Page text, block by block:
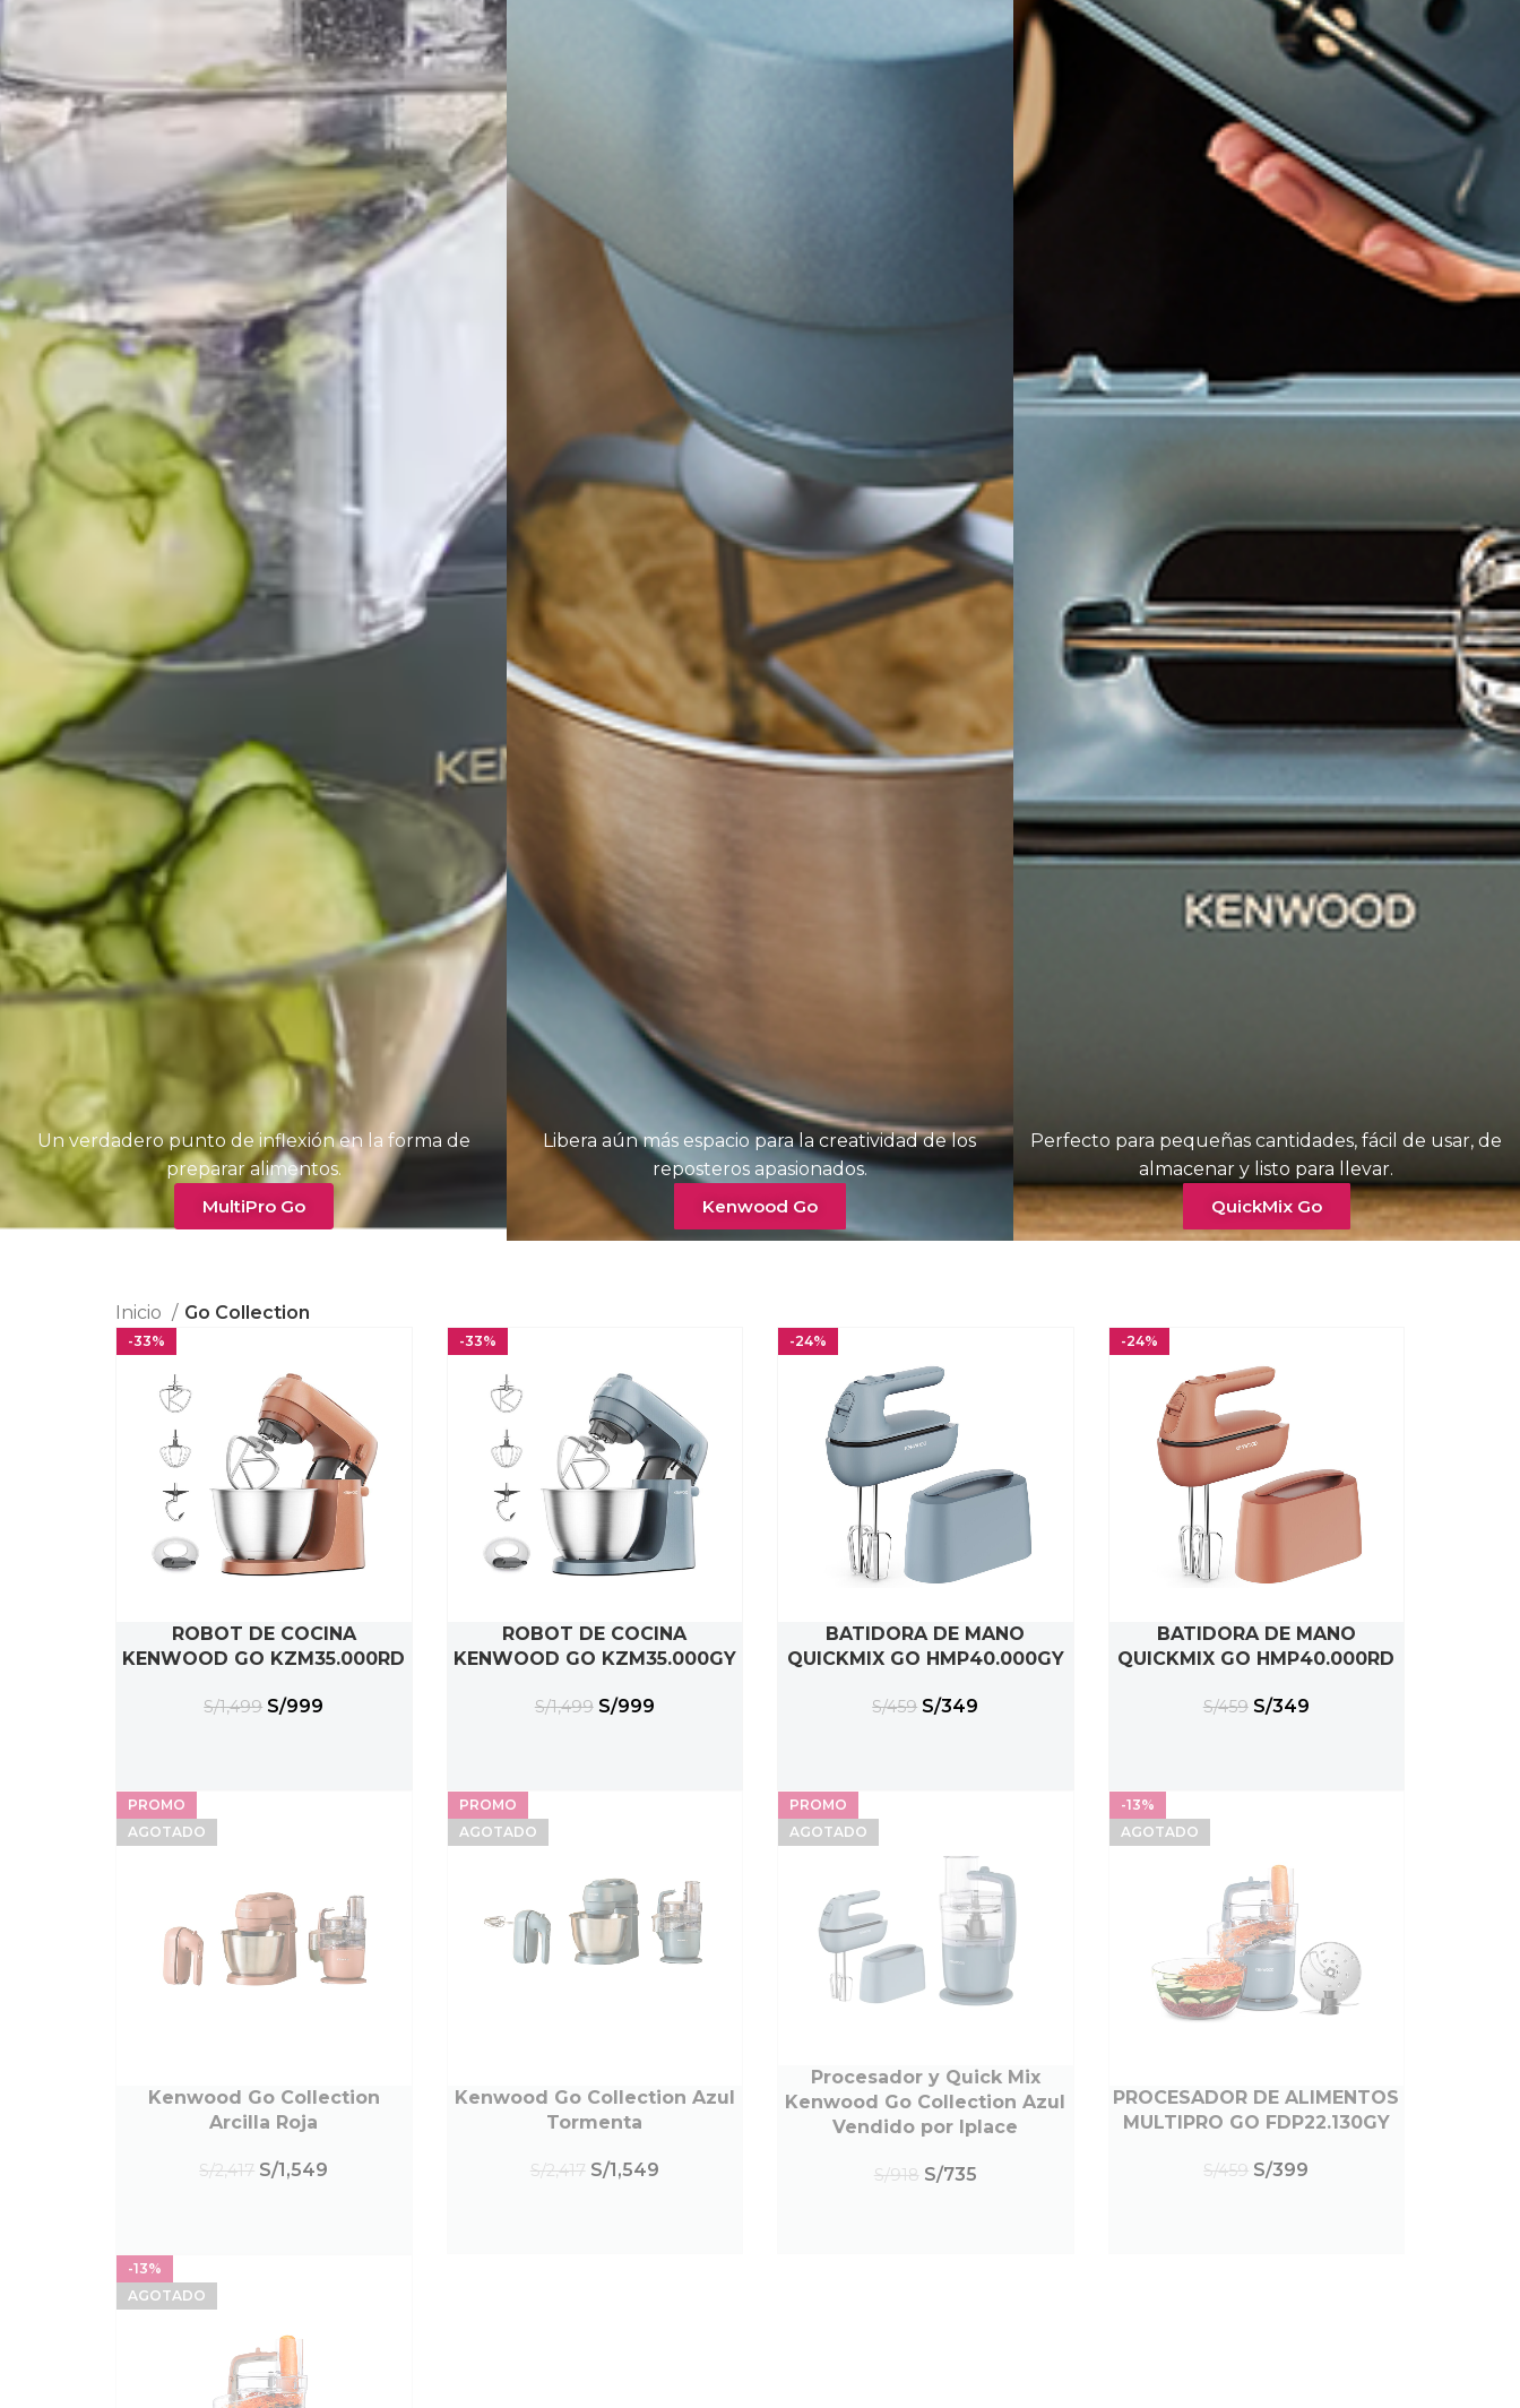
Un verdadero punto de inflexión en la forma de
preparar alimentos.
MultiPro Go
Libera aún más espacio para la creatividad de los
reposteros apasionados.
Kenwood Go
Perfecto para pequeñas cantidades, fácil de usar, de
almacenar y listo para llevar.
QuickMix Go
Inicio Go Collection
-33%
AÑADIR AL CARRITO
ROBOT DE COCINA
KENWOOD GO KZM35.000RD
S/1,499 S/999
-33%
AÑADIR AL CARRITO
ROBOT DE COCINA
KENWOOD GO KZM35.000GY
S/1,499 S/999
-24%
AÑADIR AL CARRITO
BATIDORA DE MANO
QUICKMIX GO HMP40.000GY
S/459 S/349
-24%
AÑADIR AL CARRITO
BATIDORA DE MANO
QUICKMIX GO HMP40.000RD
S/459 S/349
PROMO
AGOTADO
LEER MÁS
Kenwood Go Collection
Arcilla Roja
S/2,417 S/1,549
PROMO
AGOTADO
LEER MÁS
Kenwood Go Collection Azul
Tormenta
S/2,417 S/1,549
PROMO
AGOTADO
LEER MÁS
Procesador y Quick Mix
Kenwood Go Collection Azul
Vendido por Iplace
S/918 S/735
-13%
AGOTADO
LEER MÁS
PROCESADOR DE ALIMENTOS
MULTIPRO GO FDP22.130GY
S/459 S/399
-13%
AGOTADO